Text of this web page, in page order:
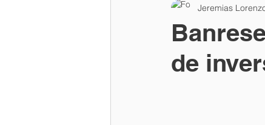
de
Jeremias